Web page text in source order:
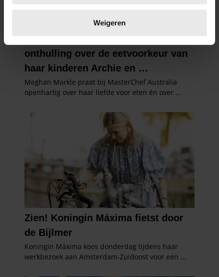
verwerkt en stel uw voorkeuren in het
intrekken in de Cookieverklaring.
We gebruiken cookies om content en advertenties te
personaliseren, om functies voor social media te bieden
en om ons websiteverkeer te analyseren. Ook delen we
partners voor social media, adverteren en analyse. Deze
partners kunnen deze gegevens combineren met andere
informatie die u aan ze heeft verstrekt of die ze hebben
verzameld op basis van uw gebruik van hun services. U
gaat akkoord met onze cookies als u onze website blijft
gebruiken.
Weigeren